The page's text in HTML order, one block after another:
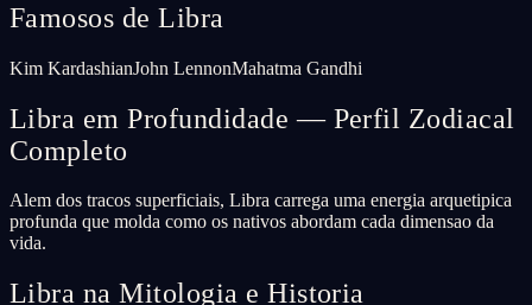
Famosos de Libra
Kim KardashianJohn LennonMahatma Gandhi
Libra em Profundidade — Perfil Zodiacal
Completo
Alem dos tracos superficiais, Libra carrega uma energia arquetipica
profunda que molda como os nativos abordam cada dimensao da
vida.
Libra na Mitologia e Historia